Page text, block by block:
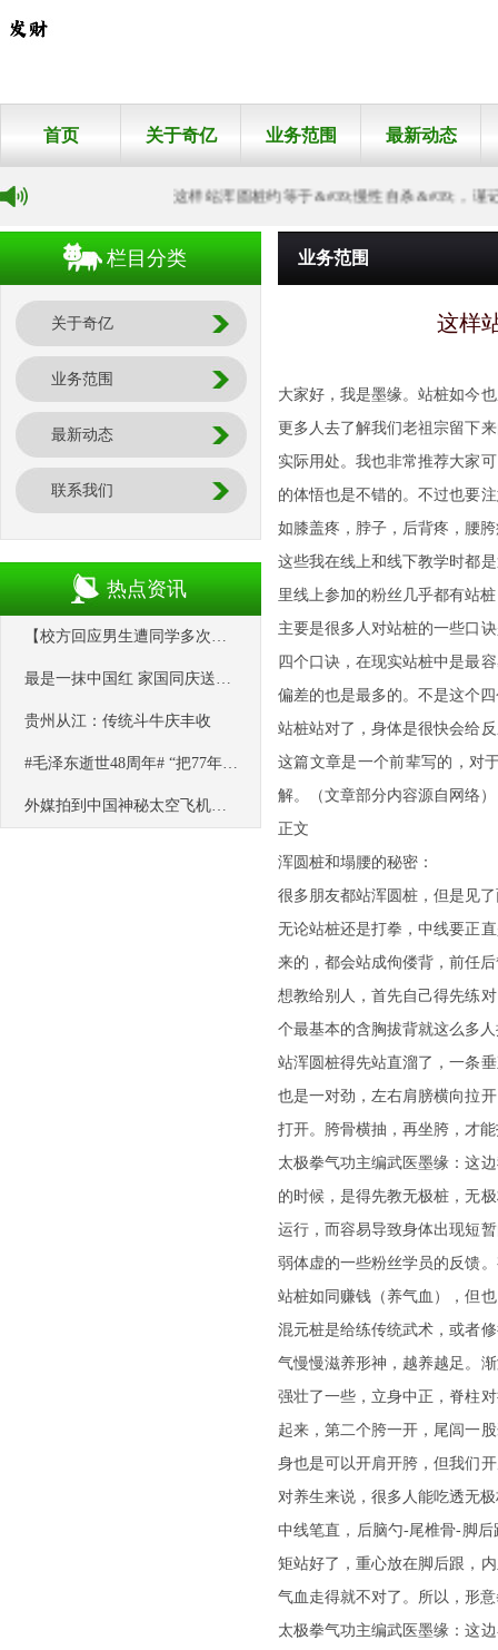
首页 关于奇亿 业务范围 最新动态
这样站浑圆桩约等于&#39;慢性自杀&#39;，谨记！
栏目分类
关于奇亿
业务范围
最新动态
联系我们
热点资讯
【校方回应男生遭同学多次用板凳砸头】 9月27日，河南鹤壁。多条视频
最是一抹中国红 家国同庆送祝福
贵州从江：传统斗牛庆丰收
#毛泽东逝世48周年# “把77年都只生活在农村的奶奶带到北京看一眼
外媒拍到中国神秘太空飞机飞过欧洲？胡说，那分明是“UFO”！
业务范围
这样
大家好，我是墨缘。站桩如今
更多人去了解我们老祖宗留下
实际用处。我也非常推荐大家
的体悟也是不错的。不过也要
如膝盖疼，脖子，后背疼，腰
这些我在线上和线下教学时都
里线上参加的粉丝几乎都有站
主要是很多人对站桩的一些口
四个口诀，在现实站桩中是最
偏差的也是最多的。不是这个
站桩站对了，身体是很快会给
这篇文章是一个前辈写的，对
解。（文章部分内容源自网络）
正文
浑圆桩和塌腰的秘密：
很多朋友都站浑圆桩，但是见
无论站桩还是打拳，中线要正
来的，都会站成佝偻背，前任
想教给别人，首先自己得先练
个最基本的含胸拔背就这么多
站浑圆桩得先站直溜了，一条
也是一对劲，左右肩膀横向拉
打开。胯骨横抽，再坐胯，才
太极拳气功主编武医墨缘：这
的时候，是得先教无极桩，无
运行，而容易导致身体出现短
弱体虚的一些粉丝学员的反馈
站桩如同赚钱（养气血），但
混元桩是给练传统武术，或者
气慢慢滋养形神，越养越足。
强壮了一些，立身中正，脊柱
起来，第二个胯一开，尾闾一
身也是可以开肩开胯，但我们
对养生来说，很多人能吃透无
中线笔直，后脑勺-尾椎骨-脚
矩站好了，重心放在脚后跟，
气血走得就不对了。所以，形
太极拳气功主编武医墨缘：这